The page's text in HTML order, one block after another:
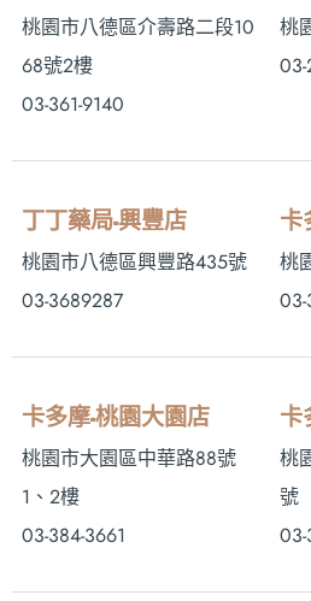
桃園市八德區介壽路二段10
68號2樓
03-361-9140
桃
03-
丁丁藥局-興豐店
桃園市八德區興豐路435號
03-3689287
卡
桃
03-
卡多摩-桃園大園店
桃園市大園區中華路88號
1、2樓
03-384-3661
卡
桃
號